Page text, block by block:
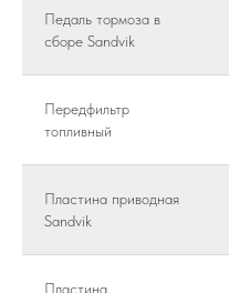
Педаль тормоза в
сборе Sandvik
Передфильтр
топливный
Пластина приводная
Sandvik
Пластина
Спецтехника SINOMACH
ДОПОЛНИТЕЛЬНО
Статьи
Контакты
Карта сайта